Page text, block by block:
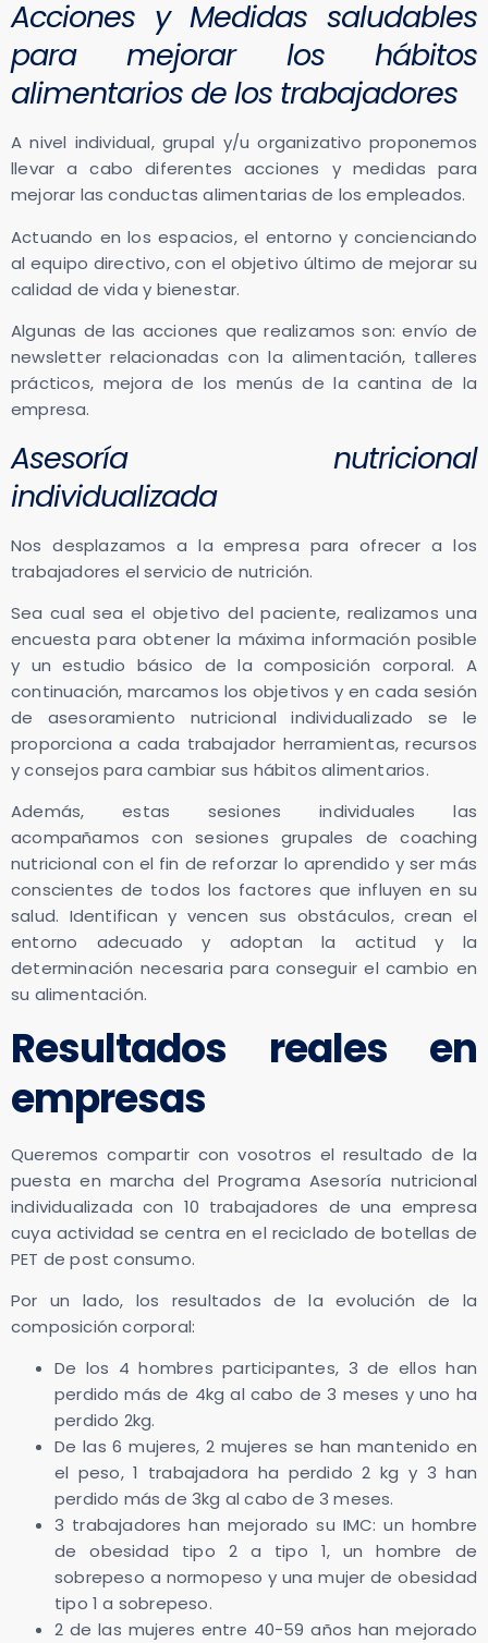
Acciones y Medidas saludables
para mejorar los hábitos
alimentarios de los trabajadores
A nivel individual, grupal y/u organizativo proponemos
llevar a cabo diferentes acciones y medidas para
mejorar las conductas alimentarias de los empleados.
Actuando en los espacios, el entorno y concienciando
al equipo directivo, con el objetivo último de mejorar su
calidad de vida y bienestar.
Algunas de las acciones que realizamos son: envío de
newsletter relacionadas con la alimentación, talleres
prácticos, mejora de los menús de la cantina de la
empresa.
Asesoría nutricional
individualizada
Nos desplazamos a la empresa para ofrecer a los
trabajadores el servicio de nutrición.
Sea cual sea el objetivo del paciente, realizamos una
encuesta para obtener la máxima información posible
y un estudio básico de la composición corporal. A
continuación, marcamos los objetivos y en cada sesión
de asesoramiento nutricional individualizado se le
proporciona a cada trabajador herramientas, recursos
y consejos para cambiar sus hábitos alimentarios.
Además, estas sesiones individuales las
acompañamos con sesiones grupales de coaching
nutricional con el fin de reforzar lo aprendido y ser más
conscientes de todos los factores que influyen en su
salud. Identifican y vencen sus obstáculos, crean el
entorno adecuado y adoptan la actitud y la
determinación necesaria para conseguir el cambio en
su alimentación.
Resultados reales en
empresas
Queremos compartir con vosotros el resultado de la
puesta en marcha del Programa Asesoría nutricional
individualizada con 10 trabajadores de una empresa
cuya actividad se centra en el reciclado de botellas de
PET de post consumo.
Por un lado, los resultados de la evolución de la
composición corporal:
De los 4 hombres participantes, 3 de ellos han
perdido más de 4kg al cabo de 3 meses y uno ha
perdido 2kg.
De las 6 mujeres, 2 mujeres se han mantenido en
el peso, 1 trabajadora ha perdido 2 kg y 3 han
perdido más de 3kg al cabo de 3 meses.
3 trabajadores han mejorado su IMC: un hombre
de obesidad tipo 2 a tipo 1, un hombre de
sobrepeso a normopeso y una mujer de obesidad
tipo 1 a sobrepeso.
2 de las mujeres entre 40-59 años han mejorado